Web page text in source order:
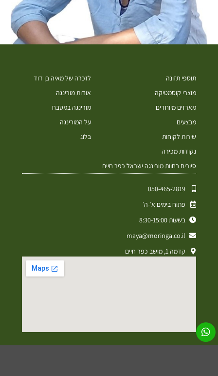
תוספי תזונה
מוצרי קוסמטיקה
מארזים מיוחדים
מבצעים
שירות לקוחות
נקודות מכירה
סיורים בחוות מורינגה ישראל כפר חיים
לזכרה של מאיה בן דוד
אודות מורינגה
מורינגה במטבח
על המורינגה
בלוג
050-465-2819⁩
פתוח בימים א׳-ה׳
בשעות 8:30-15:00
maya@moringa.co.il
קדמה 1, מושב כפר חיים